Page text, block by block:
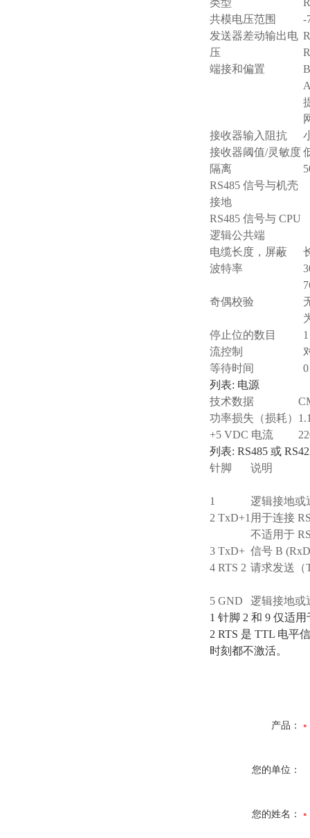
类型
共模电压范围
-
发送器差动输出电
压
R
R
端接和偏置
接收器输入阻抗
接收器阈值/灵敏度
隔离
RS485 信号与机壳
接地
RS485 信号与 CPU
逻辑公共端
电缆长度，屏蔽
波特率
奇偶校验
停止位的数目
流控制
等待时间
列表: 电源
技术数据
功率损失（损耗）
+5 VDC 电流
列表: RS485 或
针脚
说明
1
逻辑接地或
2 TxD+1 用于连接
不适用于
3 TxD+ 信号 B
4 RTS 2 请求发送（
5 GND
逻辑接地或
1 针脚 2 和 9 仅适
2 RTS 是 TTL 电平
时刻都不激活。
产品：
您的单位：
您的姓名：